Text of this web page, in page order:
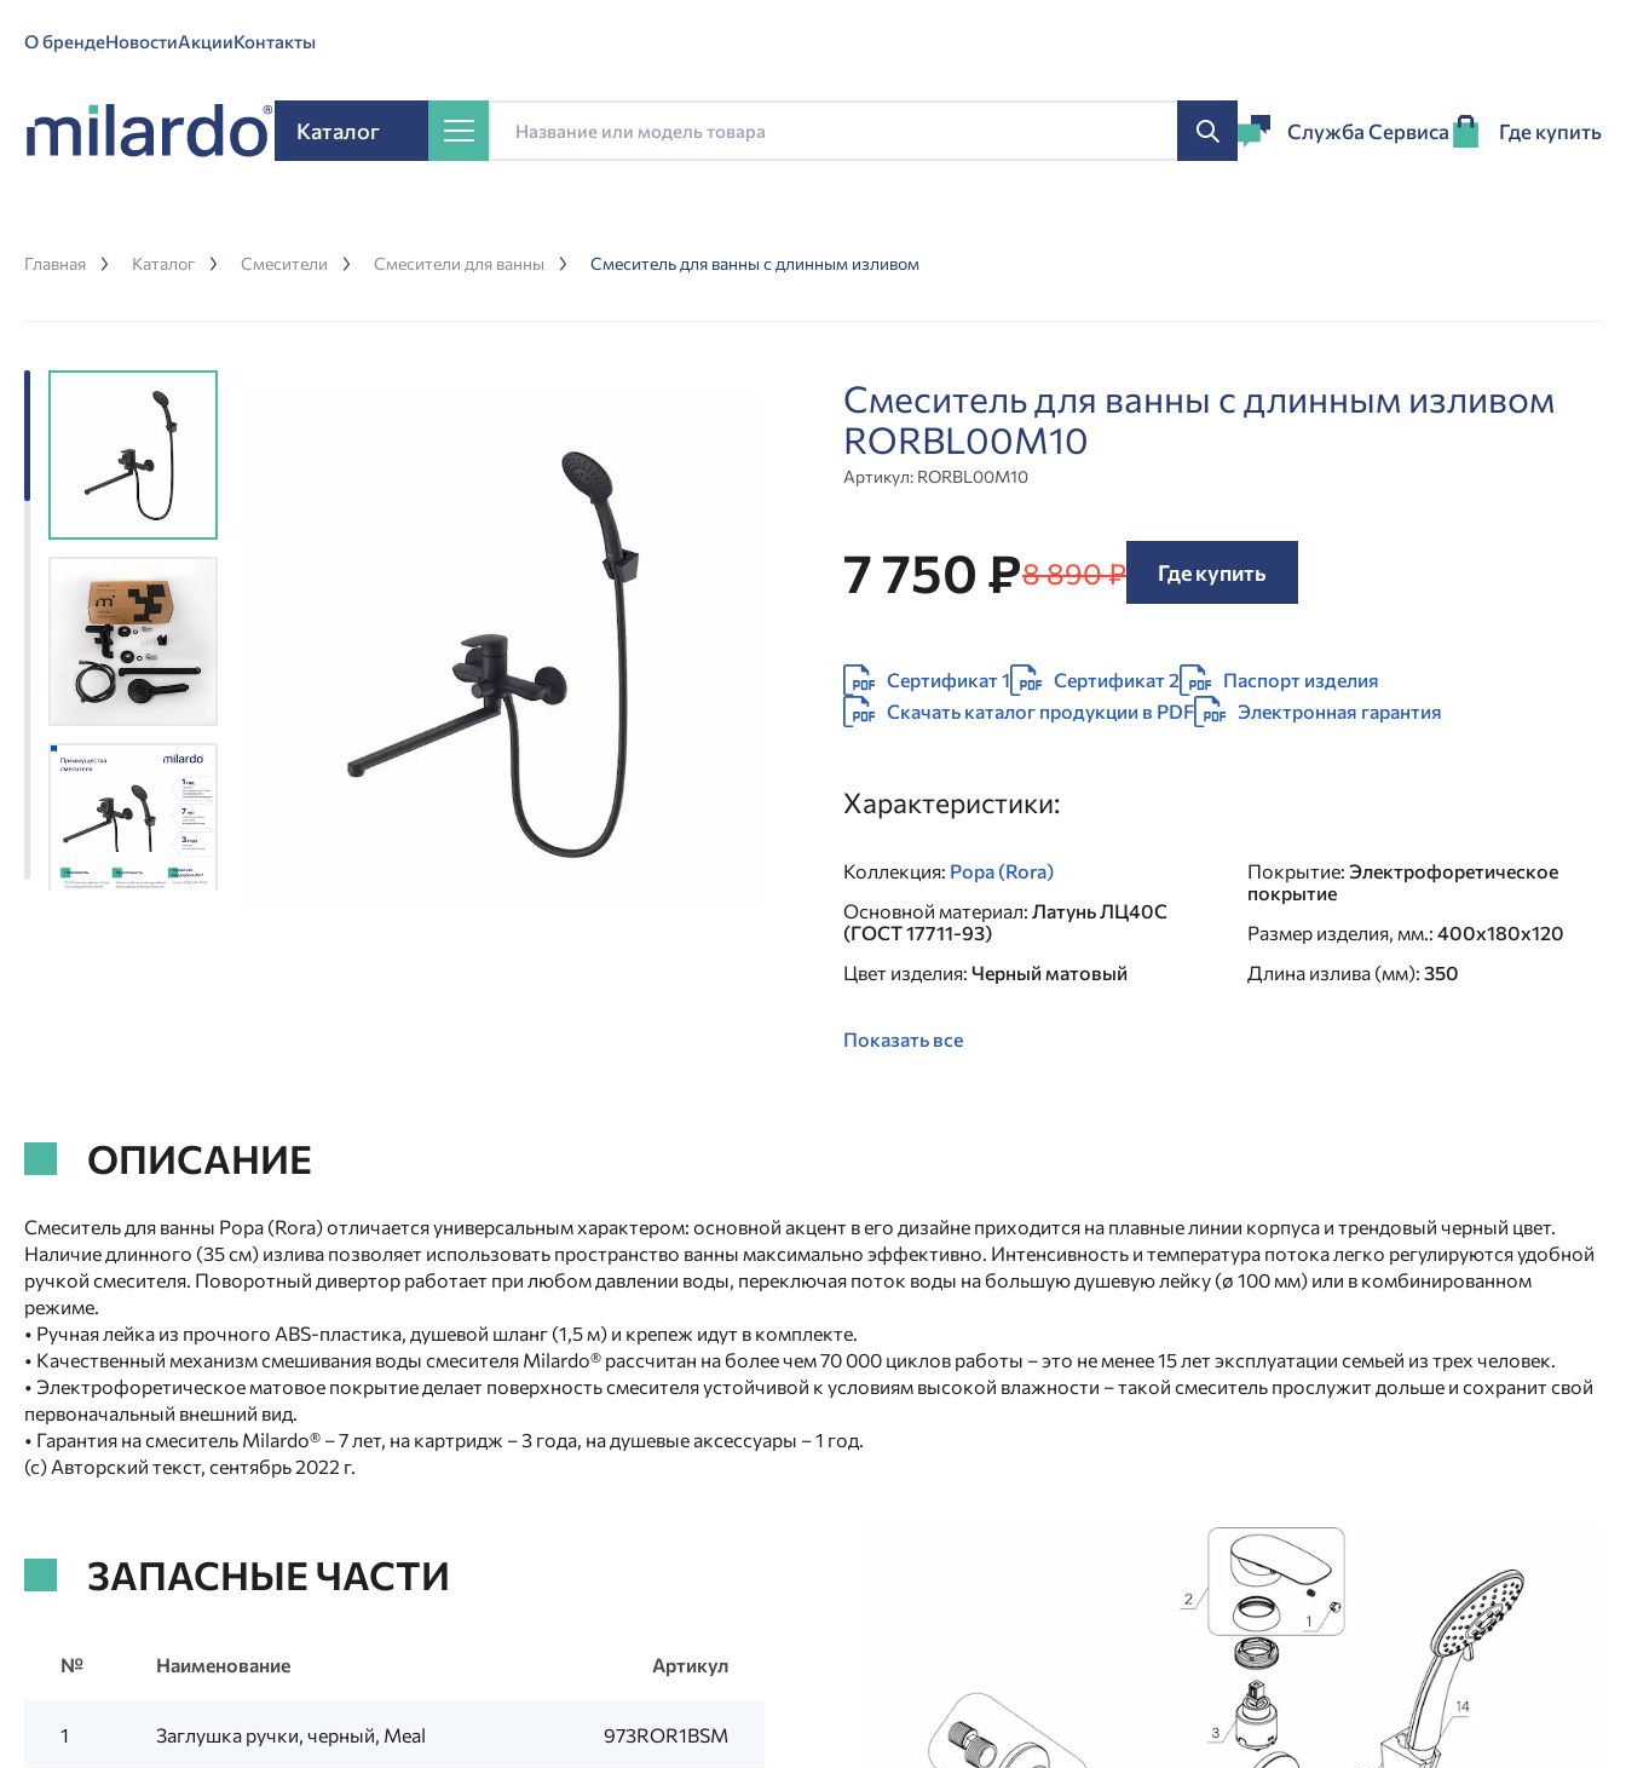
О брендеНовостиАкцииКонтакты
Каталог Служба Сервиса Где купить
Главная Каталог Смесители Смесители для ванны Смеситель для ванны с длинным изливом
Смеситель для ванны с длинным изливом
RORBL00M10
Артикул: RORBL00M10
7 750 ₽8 890 ₽ Где купить
Сертификат 1 Сертификат 2
Паспорт изделия
Скачать каталог продукции в PDF
Электронная гарантия
Характеристики:
Коллекция: Рора (Rora)
Основной материал: Латунь ЛЦ40C
(ГОСТ 17711-93)
Цвет изделия: Черный матовый
Покрытие: Электрофоретическое
покрытие
Размер изделия, мм.: 400x180x120
Длина излива (мм): 350
Показать все
ОПИСАНИЕ
Смеситель для ванны Рора (Rora) отличается универсальным характером: основной акцент в его дизайне приходится на плавные линии корпуса и трендовый черный цвет.
Наличие длинного (35 см) излива позволяет использовать пространство ванны максимально эффективно. Интенсивность и температура потока легко регулируются удобной
ручкой смесителя. Поворотный дивертор работает при любом давлении воды, переключая поток воды на большую душевую лейку (ø 100 мм) или в комбинированном
режиме.
• Ручная лейка из прочного ABS-пластика, душевой шланг (1,5 м) и крепеж идут в комплекте.
• Качественный механизм смешивания воды смесителя Milardo® рассчитан на более чем 70 000 циклов работы – это не менее 15 лет эксплуатации семьей из трех человек.
• Электрофоретическое матовое покрытие делает поверхность смесителя устойчивой к условиям высокой влажности – такой смеситель прослужит дольше и сохранит свой
первоначальный внешний вид.
• Гарантия на смеситель Milardo® – 7 лет, на картридж – 3 года, на душевые аксессуары – 1 год.
(с) Авторский текст, сентябрь 2022 г.
ЗАПАСНЫЕ ЧАСТИ
№ Наименование Артикул
1 Заглушка ручки, черный, Meal 973ROR1BSM